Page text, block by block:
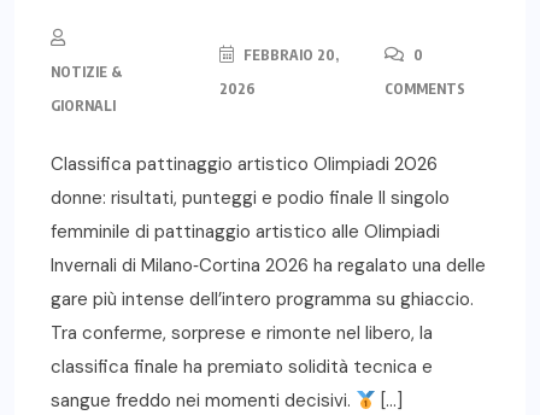
NOTIZIE &
GIORNALI
FEBBRAIO 20,
2026
0
COMMENTS
Classifica pattinaggio artistico Olimpiadi 2026
donne: risultati, punteggi e podio finale Il singolo
femminile di pattinaggio artistico alle Olimpiadi
Invernali di Milano‑Cortina 2026 ha regalato una delle
gare più intense dell’intero programma su ghiaccio.
Tra conferme, sorprese e rimonte nel libero, la
classifica finale ha premiato solidità tecnica e
sangue freddo nei momenti decisivi.
[…]